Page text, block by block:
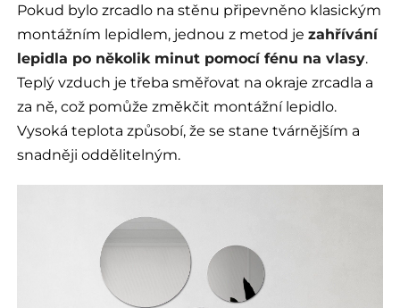
Pokud bylo zrcadlo na stěnu připevněno klasickým
montážním lepidlem, jednou z metod jezahřívání
lepidla po několik minut pomocí fénu na vlasy.
Teplý vzduch je třeba směřovat na okraje zrcadla a
za ně, což pomůže změkčit montážní lepidlo.
Vysoká teplota způsobí, že se stane tvárnějším a
snadněji oddělitelným.